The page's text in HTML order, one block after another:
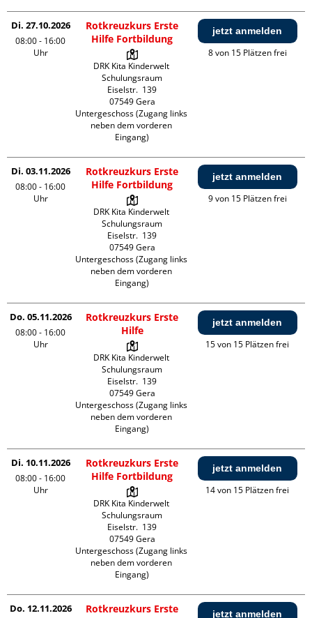
Di. 27.10.2026
08:00 - 16:00
Uhr
Rotkreuzkurs Erste
Hilfe Fortbildung
DRK Kita Kinderwelt
Schulungsraum
Eiselstr.  139
07549 Gera
Untergeschoss (Zugang links
neben dem vorderen
Eingang)
jetzt anmelden
8 von 15 Plätzen frei
Di. 03.11.2026
08:00 - 16:00
Uhr
Rotkreuzkurs Erste
Hilfe Fortbildung
DRK Kita Kinderwelt
Schulungsraum
Eiselstr.  139
07549 Gera
Untergeschoss (Zugang links
neben dem vorderen
Eingang)
jetzt anmelden
9 von 15 Plätzen frei
Do. 05.11.2026
08:00 - 16:00
Uhr
Rotkreuzkurs Erste
Hilfe
DRK Kita Kinderwelt
Schulungsraum
Eiselstr.  139
07549 Gera
Untergeschoss (Zugang links
neben dem vorderen
Eingang)
jetzt anmelden
15 von 15 Plätzen frei
Di. 10.11.2026
08:00 - 16:00
Uhr
Rotkreuzkurs Erste
Hilfe Fortbildung
DRK Kita Kinderwelt
Schulungsraum
Eiselstr.  139
07549 Gera
Untergeschoss (Zugang links
neben dem vorderen
Eingang)
jetzt anmelden
14 von 15 Plätzen frei
Do. 12.11.2026
Rotkreuzkurs Erste
jetzt anmelden